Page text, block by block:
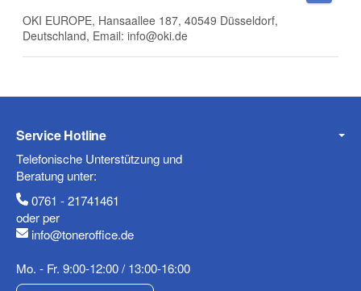
Mobiltelefon
OKI EUROPE, Hansaallee 187, 40549 Düsseldorf,
Deutschland, Email: info@oki.de
Service Hotline
Telefonische Unterstützung und
Beratung unter:
0761 - 21741461
oder per
info@toneroffice.de
Mo. - Fr. 9:00-12:00 / 13:00-16:00